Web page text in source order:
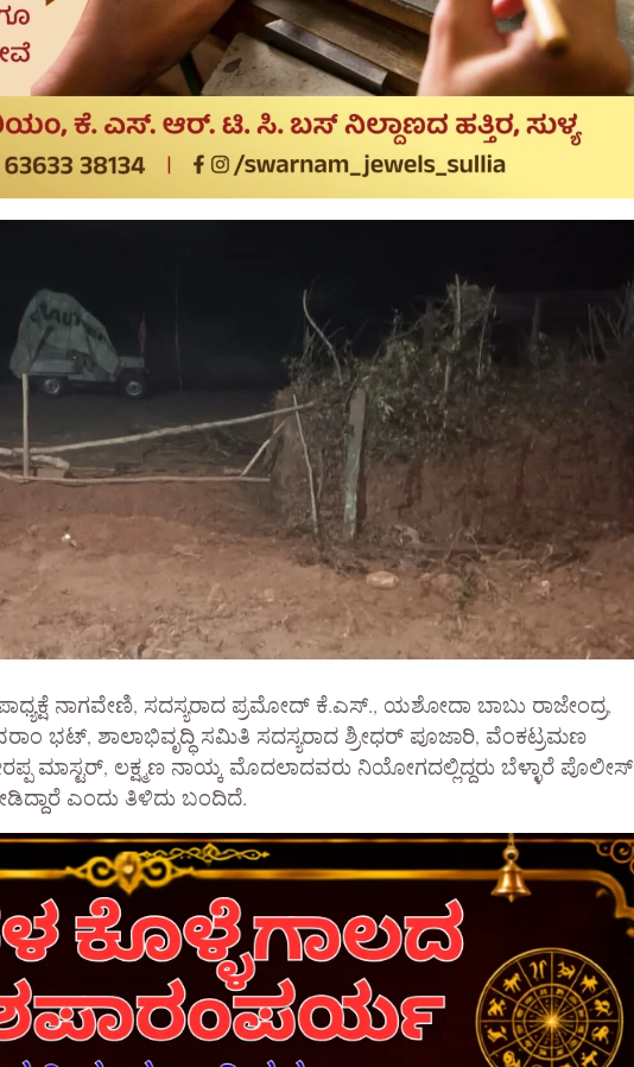
ನಾಗವೇಣಿ, ಸದಸ್ಯರಾದ ಪ್ರಮೋದ್ ಕೆ.ಎಸ್., ಯಶೋದಾ ಬಾಬು ರಾಜೇಂದ್ರ,
ಭಟ್, ಶಾಲಾಭಿವೃದ್ಧಿ ಸಮಿತಿ ಸದಸ್ಯರಾದ ಶ್ರೀಧರ್ ಪೂಜಾರಿ, ವೆಂಕಟ್ರಮಣ
ಮಾಸ್ಟರ್, ಲಕ್ಷ್ಮಣ ನಾಯ್ಕ ಮೊದಲಾದವರು ನಿಯೋಗದಲ್ಲಿದ್ದರು ಬೆಳ್ಳಾರೆ ಪೊಲೀಸ್
ಎಂದು ತಿಳಿದು ಬಂದಿದೆ.